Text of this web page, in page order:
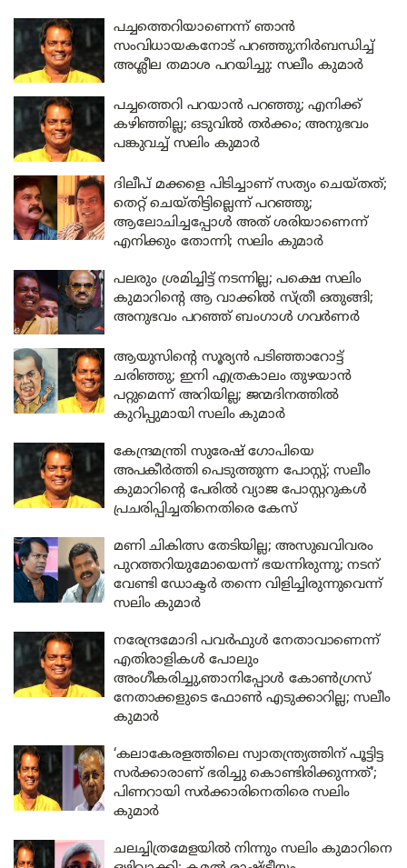
പച്ചത്തെറിയാണെന്ന് ഞാൻ
സംവിധായകനോട് പറഞ്ഞു;നിർബന്ധിച്ച്
അശ്ലീല തമാശ പറയിച്ചു: സലീം കുമാർ
പച്ചത്തെറി പറയാൻ പറഞ്ഞു; എനിക്ക്
കഴിഞ്ഞില്ല; ഒടുവിൽ തർക്കം; അനുഭവം
പങ്കുവച്ച് സലിം കുമാർ
ദിലീപ് മക്കളെ പിടിച്ചാണ് സത്യം ചെയ്തത്;
തെറ്റ് ചെയ്തിട്ടില്ലെന്ന് പറഞ്ഞു;
ആലോചിച്ചപ്പോൾ അത് ശരിയാണെന്ന്
എനിക്കും തോന്നി; സലിം കുമാർ
പലരും ശ്രമിച്ചിട്ട് നടന്നില്ല; പക്ഷെ സലിം
കുമാറിന്റെ ആ വാക്കിൽ സ്ത്രീ ഒതുങ്ങി;
അനുഭവം പറഞ്ഞ് ബംഗാൾ ഗവർണർ
ആയുസിന്റെ സൂര്യൻ പടിഞ്ഞാറോട്ട്
ചരിഞ്ഞു; ഇനി എത്രകാലം തുഴയാൻ
പറ്റുമെന്ന് അറിയില്ല; ജന്മദിനത്തിൽ
കുറിപ്പുമായി സലിം കുമാർ
കേന്ദ്രമന്ത്രി സുരേഷ് ഗോപിയെ
അപകീർത്തി പെടുത്തുന്ന പോസ്റ്റ്; സലീം
കുമാറിന്റെ പേരിൽ വ്യാജ പോസ്റ്ററുകൾ
പ്രചരിപ്പിച്ചതിനെതിരെ കേസ്
മണി ചികിത്സ തേടിയില്ല; അസുഖവിവരം
പുറത്തറിയുമോയെന്ന് ഭയന്നിരുന്നു; നടന്
വേണ്ടി ഡോക്ടർ തന്നെ വിളിച്ചിരുന്നുവെന്ന്
സലിം കുമാർ
നരേന്ദ്രമോദി പവർഫുൾ നേതാവാണെന്ന്
എതിരാളികൾ പോലും
അംഗീകരിച്ചു,ഞാനിപ്പോൾ കോൺഗ്രസ്
നേതാക്കളുടെ ഫോൺ എടുക്കാറില്ല; സലീം
കുമാർ
‘കലാകേരളത്തിലെ സ്വാതന്ത്ര്യത്തിന് പൂട്ടിട്ട
സർക്കാരാണ് ഭരിച്ചു കൊണ്ടിരിക്കുന്നത്‘;
പിണറായി സർക്കാരിനെതിരെ സലിം
കുമാർ
ചലച്ചിത്രമേളയിൽ നിന്നും സലിം കുമാറിനെ